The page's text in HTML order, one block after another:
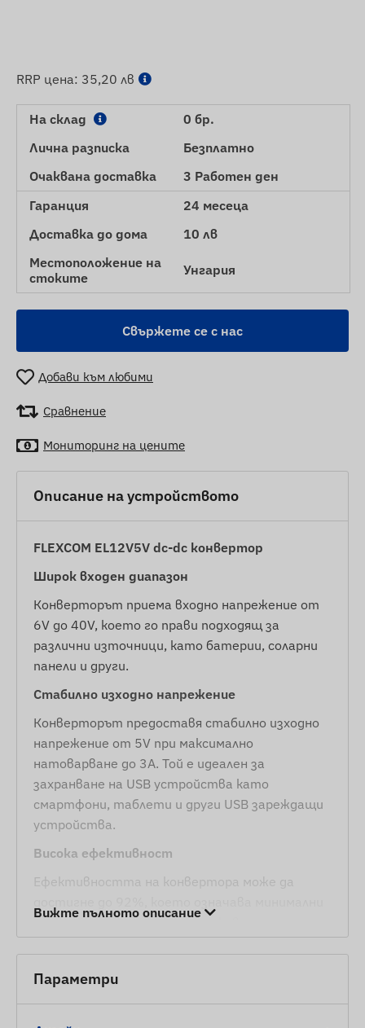
RRP цена: 35,20 лв
На склад
0 бр.
Лична разписка
Безплатно
Очаквана доставка
3 Работен ден
Гаранция
24 месеца
Доставка до дома
10 лв
Местоположение на
стоките
Унгария
Свържете се с нас
Добави към любими
Сравнение
Мониторинг на цените
Описание на устройството
FLEXCOM EL12V5V dc-dc конвертор
Широк входен диапазон
Конверторът приема входно напрежение от
6V до 40V, което го прави подходящ за
различни източници, като батерии, соларни
панели и други.
Стабилно изходно напрежение
Конверторът предоставя стабилно изходно
напрежение от 5V при максимално
натоварване до 3A. Той е идеален за
захранване на USB устройства като
смартфони, таблети и други USB зареждащи
устройства.
Висока ефективност
Ефективността на конвертора може да
енергийни загуби и по-дълъг живот на
енергийните източници.
Широк работен температурен диапазон
Вижте пълното описание
Параметри